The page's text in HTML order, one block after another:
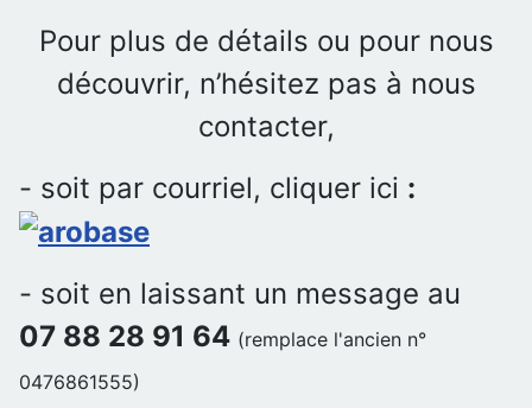
Pour plus de détails ou pour nous
découvrir, n’hésitez pas à nous
contacter,
- soit par courriel, cliquer ici :
- soit en laissant un message au
07 88 28 91 64 (remplace l'ancien n°
0476861555)